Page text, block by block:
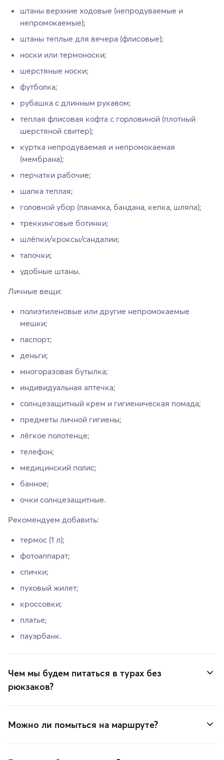
штаны верхние ходовые (непродуваемые и
непромокаемые);
штаны теплые для вечера (флисовые);
носки или термоноски;
шерстяные носки;
футболка;
рубашка с длинным рукавом;
теплая флисовая кофта с горловиной (плотный
шерстяной свитер);
куртка непродуваемая и непромокаемая
(мембрана);
перчатки рабочие;
шапка теплая;
головной убор (панамка, бандана, кепка, шляпа);
треккинговые ботинки;
шлёпки/кроксы/сандалии;
тапочки;
удобные штаны.
Личные вещи:
полиэтиленовые или другие непромокаемые
мешки;
паспорт;
деньги;
многоразовая бутылка;
индивидуальная аптечка;
солнцезащитный крем и гигиеническая помада;
предметы личной гигиены;
лёгкое полотенце;
телефон;
медицинский полис;
банное;
очки солнцезащитные.
Рекомендуем добавить:
термос (1 л);
фотоаппарат;
спички;
пуховый жилет;
кроссовки;
платье;
пауэрбанк.
Чем мы будем питаться в турах без
рюкзаков?
Можно ли помыться на маршруте?